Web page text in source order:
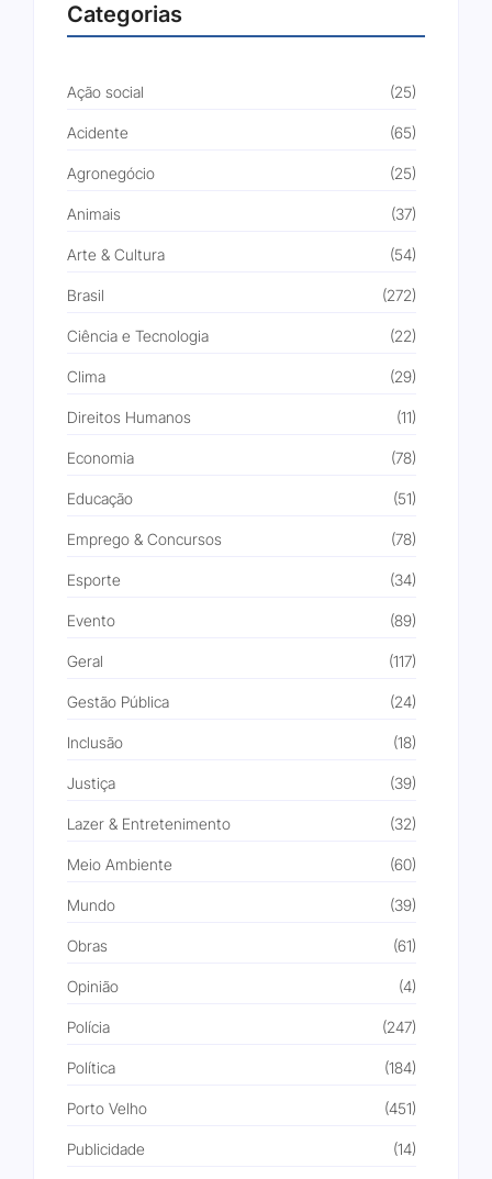
Categorias
Ação social (25)
Acidente (65)
Agronegócio (25)
Animais (37)
Arte & Cultura (54)
Brasil (272)
Ciência e Tecnologia (22)
Clima (29)
Direitos Humanos (11)
Economia (78)
Educação (51)
Emprego & Concursos (78)
Esporte (34)
Evento (89)
Geral (117)
Gestão Pública (24)
Inclusão (18)
Justiça (39)
Lazer & Entretenimento (32)
Meio Ambiente (60)
Mundo (39)
Obras (61)
Opinião (4)
Polícia (247)
Política (184)
Porto Velho (451)
Publicidade (14)